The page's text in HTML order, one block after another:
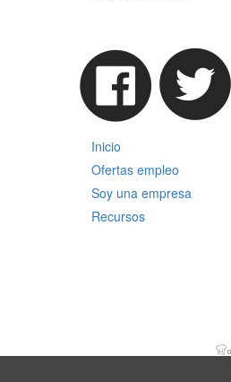
Inicio
Ofertas empleo
Soy una empresa
Recursos